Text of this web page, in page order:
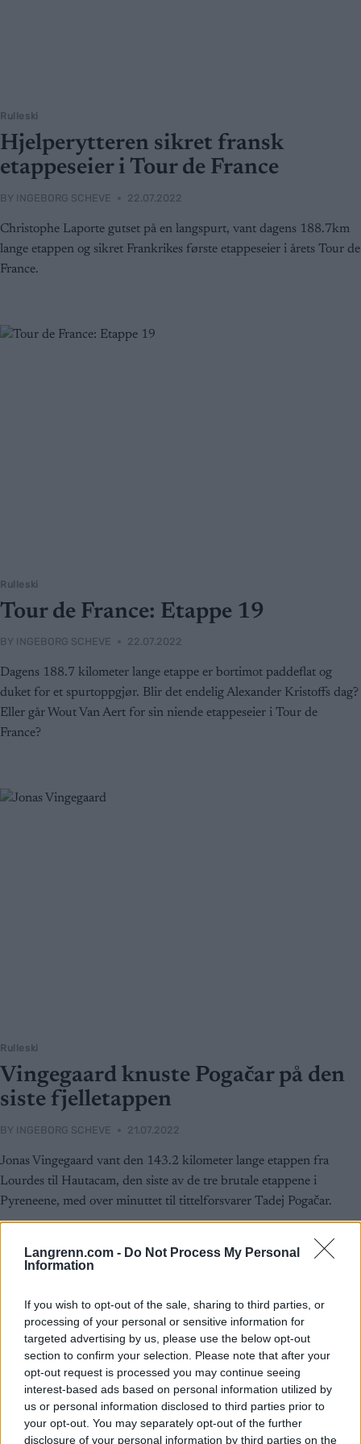
Langrenn.com - Do Not Process My Personal
Information
If you wish to opt-out of the sale, sharing to third parties, or
processing of your personal or sensitive information for
targeted advertising by us, please use the below opt-out
section to confirm your selection. Please note that after your
opt-out request is processed you may continue seeing
interest-based ads based on personal information utilized by
us or personal information disclosed to third parties prior to
your opt-out. You may separately opt-out of the further
disclosure of your personal information by third parties on the
Rulleski
Hjelperytteren sikret fransk
etappeseier i Tour de France
BY INGEBORG SCHEVE 22.07.2022
Christophe Laporte gutset på en langspurt, vant dagens 188.7km
lange etappen og sikret Frankrikes første etappeseier i årets Tour de
France.
Rulleski
Tour de France: Etappe 19
BY INGEBORG SCHEVE 22.07.2022
Dagens 188.7 kilometer lange etappe er bortimot paddeflat og
duket for et spurtoppgjør. Blir det endelig Alexander Kristoffs dag?
Eller går Wout Van Aert for sin niende etappeseier i Tour de
France?
Rulleski
Vingegaard knuste Pogačar på den
siste fjelletappen
BY INGEBORG SCHEVE 21.07.2022
Jonas Vingegaard vant den 143.2 kilometer lange etappen fra
Lourdes til Hautacam, den siste av de tre brutale etappene i
Pyreneene, med over minuttet til tittelforsvarer Tadej Pogačar.